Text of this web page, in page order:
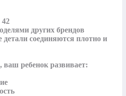
42
других брендов
детали соединяются плотно и
ваш ребенок развивает: